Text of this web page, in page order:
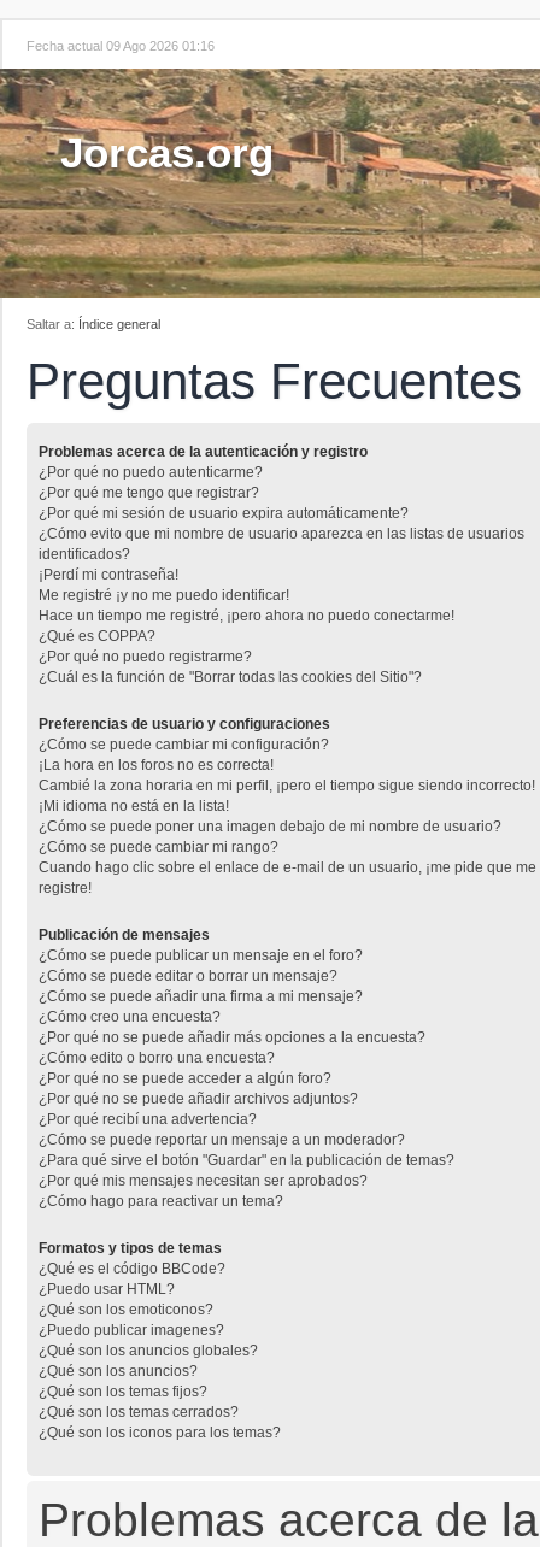
Fecha actual 09 Ago 2026 01:16
Jorcas.org
Saltar a: Índice general
Preguntas Frecuentes
Problemas acerca de la autenticación y registro
¿Por qué no puedo autenticarme?
¿Por qué me tengo que registrar?
¿Por qué mi sesión de usuario expira automáticamente?
¿Cómo evito que mi nombre de usuario aparezca en las listas de usuarios
identificados?
¡Perdí mi contraseña!
Me registré ¡y no me puedo identificar!
Hace un tiempo me registré, ¡pero ahora no puedo conectarme!
¿Qué es COPPA?
¿Por qué no puedo registrarme?
¿Cuál es la función de "Borrar todas las cookies del Sitio"?
Preferencias de usuario y configuraciones
¿Cómo se puede cambiar mi configuración?
¡La hora en los foros no es correcta!
Cambié la zona horaria en mi perfil, ¡pero el tiempo sigue siendo incorrecto!
¡Mi idioma no está en la lista!
¿Cómo se puede poner una imagen debajo de mi nombre de usuario?
¿Cómo se puede cambiar mi rango?
Cuando hago clic sobre el enlace de e-mail de un usuario, ¡me pide que me
registre!
Publicación de mensajes
¿Cómo se puede publicar un mensaje en el foro?
¿Cómo se puede editar o borrar un mensaje?
¿Cómo se puede añadir una firma a mi mensaje?
¿Cómo creo una encuesta?
¿Por qué no se puede añadir más opciones a la encuesta?
¿Cómo edito o borro una encuesta?
¿Por qué no se puede acceder a algún foro?
¿Por qué no se puede añadir archivos adjuntos?
¿Por qué recibí una advertencia?
¿Cómo se puede reportar un mensaje a un moderador?
¿Para qué sirve el botón "Guardar" en la publicación de temas?
¿Por qué mis mensajes necesitan ser aprobados?
¿Cómo hago para reactivar un tema?
Formatos y tipos de temas
¿Qué es el código BBCode?
¿Puedo usar HTML?
¿Qué son los emoticonos?
¿Puedo publicar imagenes?
¿Qué son los anuncios globales?
¿Qué son los anuncios?
¿Qué son los temas fijos?
¿Qué son los temas cerrados?
¿Qué son los iconos para los temas?
Problemas acerca de